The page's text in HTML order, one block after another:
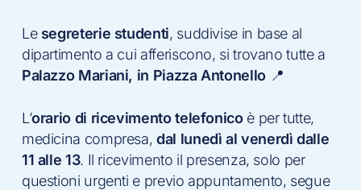
Lesegreterie studenti, suddivise in base al
dipartimento a cui afferiscono, si trovano tutte a
Palazzo Mariani, in Piazza Antonello📍
L’orario di ricevimento telefonico è per tutte,
medicina compresa, dal lunedì al venerdì dalle
11 alle 13. Il ricevimento il presenza, solo per
questioni urgenti e previo appuntamento, segue